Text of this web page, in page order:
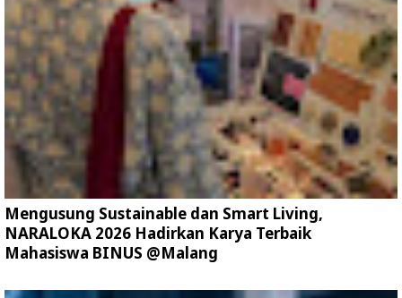
Mengusung Sustainable dan Smart Living,
NARALOKA 2026 Hadirkan Karya Terbaik
Mahasiswa BINUS @Malang